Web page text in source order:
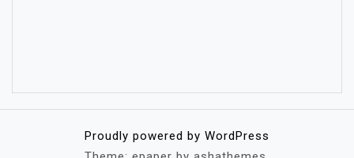
Proudly powered by WordPress